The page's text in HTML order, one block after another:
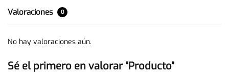
Valoraciones 0
No hay valoraciones aún.
Sé el primero en valorar “Producto”